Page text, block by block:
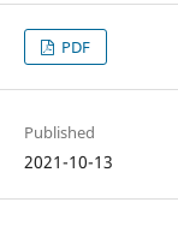
PDF
Published
2021-10-13